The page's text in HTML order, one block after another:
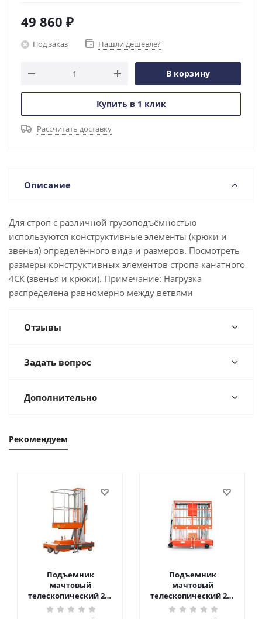
49 860 ₽
Под заказ Нашли дешевле?
В корзину
Купить в 1 клик
Рассчитать доставку
Описание
Для строп с различной грузоподъёмностью
используются конструктивные элементы (крюки и
звенья) определённого вида и размеров. Посмотреть
размеры конструктивных элементов стропа канатного
4СК (звенья и крюки). Примечание: Нагрузка
распределена равномерно между ветвями
Отзывы
Задать вопрос
Дополнительно
Рекомендуем
Подъемник
мачтовый
телескопический 200
кг 6 м TOR GTWY6-200S
DC 2-мачтовый
Подъемник
мачтовый
телескопический 200
кг 10 м TOR GTWY10-
200S DC 2-мачтовый